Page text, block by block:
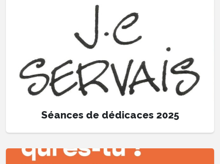
Séances de dédicaces 2025